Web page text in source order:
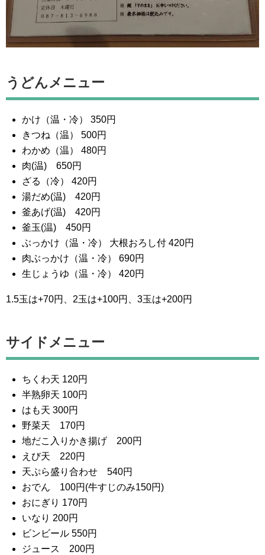
うどんメニュー
かけ（温・冷） 350円
きつね（温） 500円
わかめ（温） 480円
肉(温) 650円
ざる（冷） 420円
湯だめ(温) 420円
釜あげ(温) 420円
釜玉(温) 450円
ぶっかけ（温・冷） 大根おろし付 420円
肉ぶっかけ（温・冷） 690円
生じょうゆ（温・冷） 420円
1.5玉は+70円、2玉は+100円、3玉は+200円
サイドメニュー
ちくわ天 120円
半熟卵天 100円
はも天 300円
野菜天 170円
地だこ入りかき揚げ 200円
えび天 220円
天ぷら盛り合わせ 540円
おでん 100円(牛すじのみ150円)
おにぎり 170円
いなり 200円
ビンビール 550円
ジュース 200円